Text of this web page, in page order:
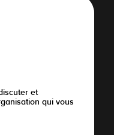
et
qui vous